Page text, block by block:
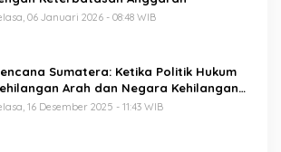
06 Januari 2026 - 08:48 WIB
Sumatera: Ketika Politik Hukum
Arah dan Negara Kehilangan
16 Desember 2025 - 11:43 WIB